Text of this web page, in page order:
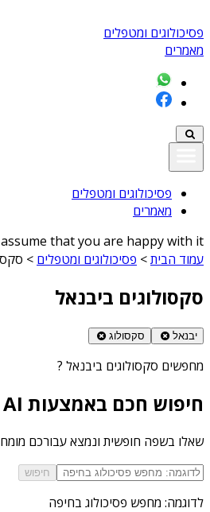
פסיכולוגים ומטפלים
מאמרים
פסיכולוגים ומטפלים
מאמרים
that you are happy with it
עמוד הבית> פסיכולוגים ומטפלים >
סקסולוגים ביבנאל
יבנאל סקסולוג
מחפשים סקסולוגים ביבנאל ?
חיפוש חכם באמצעות AI
שאלו בשפה חופשית ונמצא עבורכם
חיפוש
לדוגמה: מחפש פסיכולוג בחיפה